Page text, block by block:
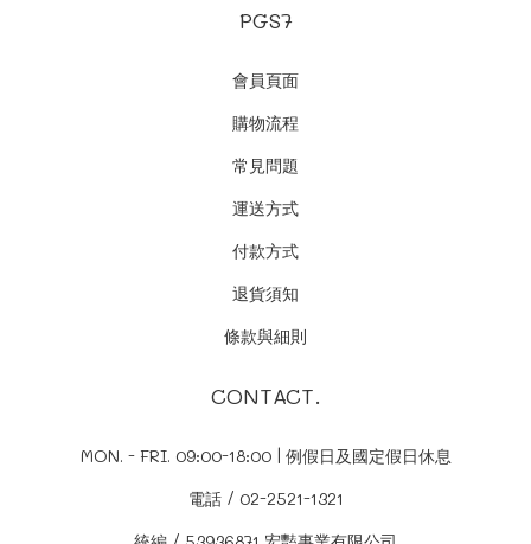
PGS7
會員頁面
購物流程
常見問題
運送方式
付款方式
退貨須知
條款與細則
CONTACT.
MON. - FRI. 09:00-18:00 | 例假日及國定假日休息
電話 / 02-2521-1321